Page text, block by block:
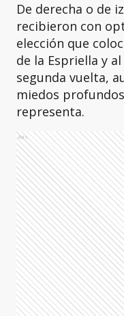
De derecha o de
recibieron con
elección que
de la Espriella y
segunda vuelta,
miedos
representa.
Ads